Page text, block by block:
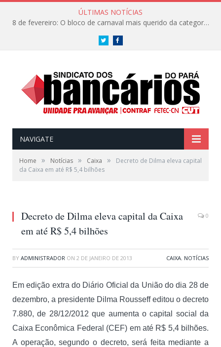
ÚLTIMAS NOTÍCIAS
8 de fevereiro: O bloco de carnaval mais querido da categoria já tem data. Vem pro CarnaBancários 2025!
Twitter
NAVIGATE
Home » Notícias » Caixa »
Decreto de Dilma eleva capital
da Caixa em até R$ 5,4 bilhões
Decreto de Dilma eleva capital da Caixa
em até R$ 5,4 bilhões
0
BY ADMINISTRADOR ON 2 DE JANEIRO DE 2013 CAIXA, NOTÍCIAS
Em edição extra do Diário Oficial da União do dia 28 de
dezembro, a presidente Dilma Rousseff editou o decreto
7.880, de 28/12/2012 que aumenta o capital social da
Caixa Econômica Federal (CEF) em até R$ 5,4 bilhões.
A operação, segundo o decreto, será feita mediante a